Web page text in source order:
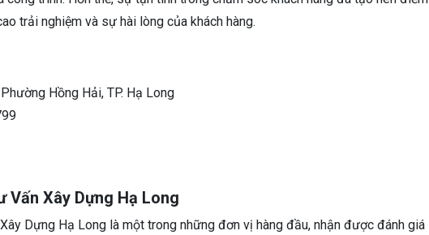
trải nghiệm và sự hài lòng của khách hàng.
Hồng Hải, TP. Hạ Long
Vấn Xây Dựng Hạ Long
Dựng Hạ Long là một trong những đơn vị hàng đầu, nhận được đánh giá